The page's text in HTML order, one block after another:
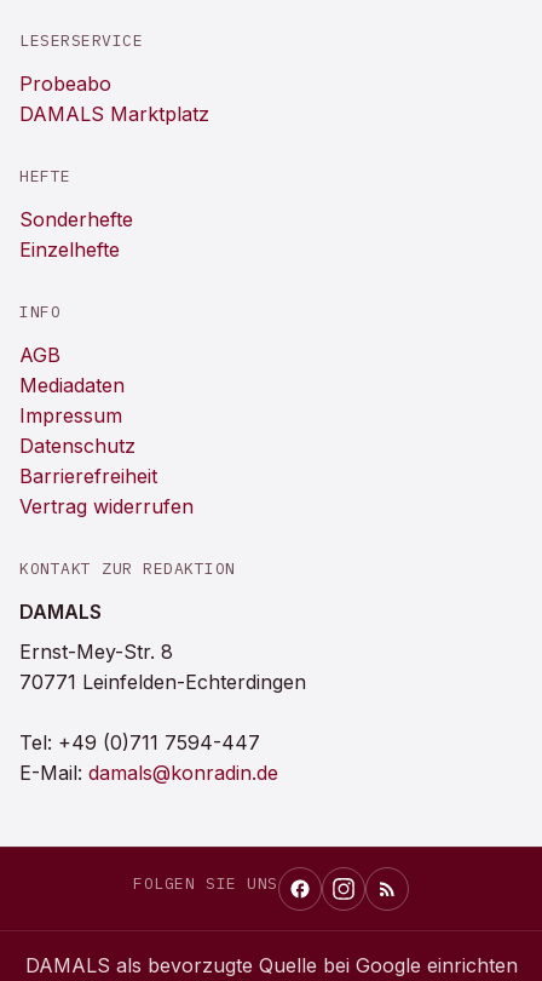
LESERSERVICE
Probeabo
DAMALS Marktplatz
HEFTE
Sonderhefte
Einzelhefte
INFO
AGB
Mediadaten
Impressum
Datenschutz
Barrierefreiheit
Vertrag widerrufen
KONTAKT ZUR REDAKTION
DAMALS
Ernst-Mey-Str. 8
70771 Leinfelden-Echterdingen
Tel: +49 (0)711 7594-447
E-Mail: damals@konradin.de
FOLGEN SIE UNS
DAMALS als bevorzugte Quelle bei Google einrichten